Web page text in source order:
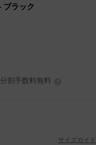
ブラック
割手数料無料
サイズガイド